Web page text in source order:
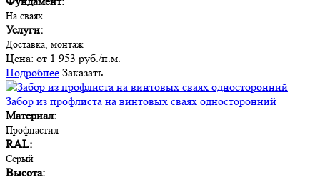
На сваях
Услуги:
Доставка, монтаж
Цена: от 1 953 руб./п.м.
Подробнее Заказать
Забор из профлиста на винтовых сваях односторонний
Материал:
Профнастил
RAL:
Серый
Высота: